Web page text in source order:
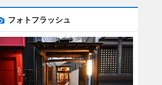
フォトフラッシュ